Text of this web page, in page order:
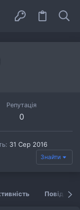
Репутація
0
31 Сер 2016
Знайти